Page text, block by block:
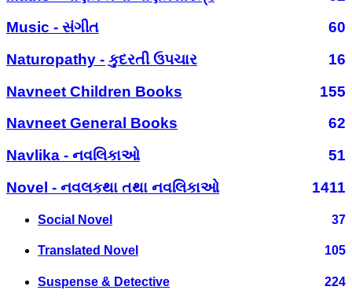
Music - સંગીત
60
Naturopathy - કુદરતી ઉપચાર
16
Navneet Children Books
155
Navneet General Books
62
Navlika - નવલિકાઓ
51
Novel - નવલકથા તથા નવલિકાઓ
1411
Social Novel 37
Translated Novel 105
Suspense & Detective 224